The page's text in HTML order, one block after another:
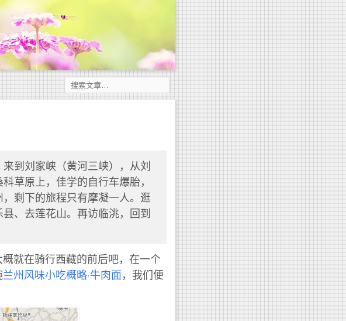
到刘家峡（黄河三峡），从刘
草原上，佳学的自行车爆胎，
剩下的旅程只有摩凝一人。逛
、去莲花山。再访临洮，回到
就在骑行西藏的前后吧，在一个
兰州风味小吃概略·牛肉面，我们便